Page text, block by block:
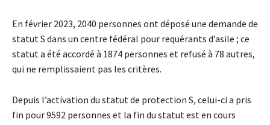
En février 2023, 2040 personnes ont déposé une demande de
statut S dans un centre fédéral pour requérants d’asile ; ce
statut a été accordé à 1874 personnes et refusé à 78 autres,
qui ne remplissaient pas les critères.
Depuis l’activation du statut de protection S, celui-ci a pris
fin pour 9592 personnes et la fin du statut est en cours